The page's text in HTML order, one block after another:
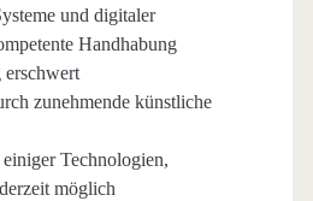
und digitaler
Handhabung
zunehmende künstliche
Technologien,
möglich